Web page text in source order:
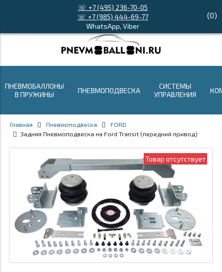
☏ +7 (495) 236-70-05
☏ +7 (985) 444-69-77
WhatsApp, Viber
(0)
ПНЕВМОБАЛЛОНЫ
В ПРУЖИНЫ
ПНЕВМОПОДВЕСКА
СИСТЕМЫ
УПРАВЛЕНИЯ
Главная Пневмоподвеска
FORD
Задняя Пневмоподвеска на Ford Transit (передний привод)
Товар отсутствует